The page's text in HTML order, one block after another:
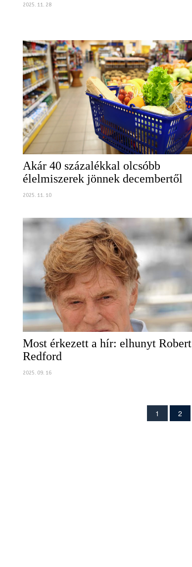
2025. 11. 28
Akár 40 százalékkal olcsóbb
élelmiszerek jönnek decembertől
2025. 11. 10
Most érkezett a hír: elhunyt Robert
Redford
2025. 09. 16
1 2